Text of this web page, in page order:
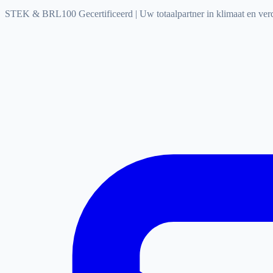
STEK & BRL100 Gecertificeerd | Uw totaalpartner in klimaat en